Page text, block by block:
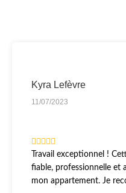
Kyra Lefèvre
11/07/2023
Travail exceptionnel !
fiable, professionnelle et
mon appartement. Je